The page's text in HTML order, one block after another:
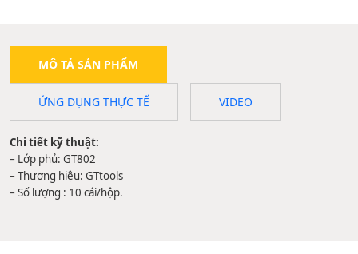
MÔ TẢ SẢN PHẨM
ỨNG DỤNG THỰC TẾ VIDEO
Chi tiết kỹ thuật:
– Lớp phủ: GT802
– Thương hiệu: GTtools
– Số lượng : 10 cái/hộp.